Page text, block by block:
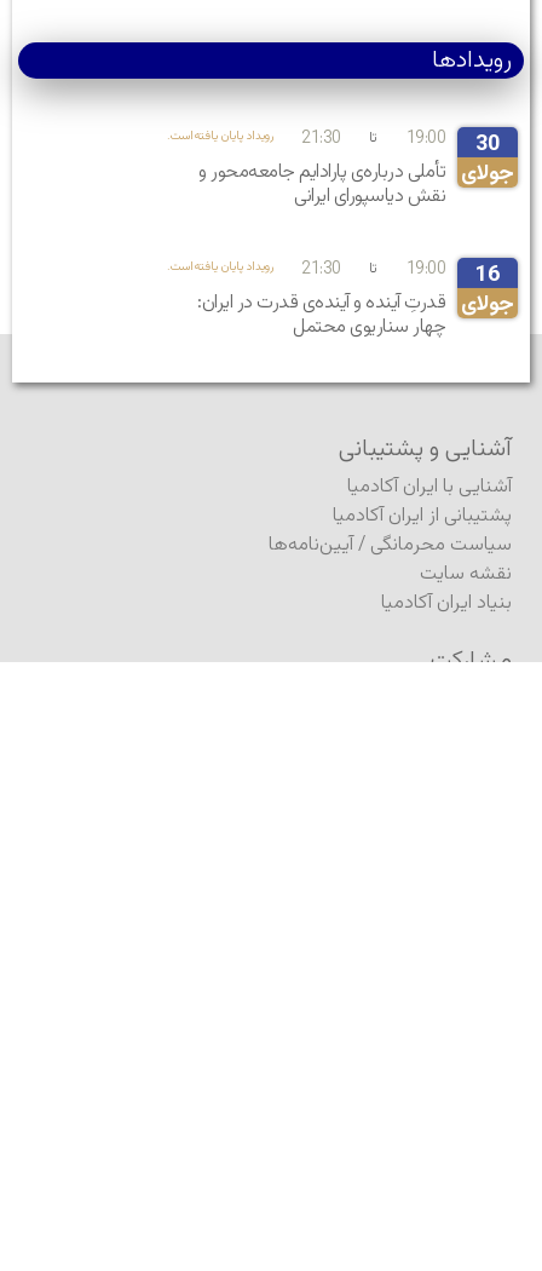
رویدادها
30
جولای
19:00 تا 21:30 .رویداد پایان یافته‌است
تأملی درباره‌ی پارادایم جامعه‌محور و
نقش دیاسپورای ایرانی
16
جولای
19:00 تا 21:30 .رویداد پایان یافته‌است
قدرتِ آینده و آینده‌ی قدرت در ایران:
چهار سناریوی محتمل
آشنایی و پشتیبانی
آشنایی با ایران آکادمیا
پشتیبانی از ایران آکادمیا
سیاست محرمانگی /آیین‌نامه‌ها
نقشه سایت
بنیاد ایران آکادمیا
مشارکت